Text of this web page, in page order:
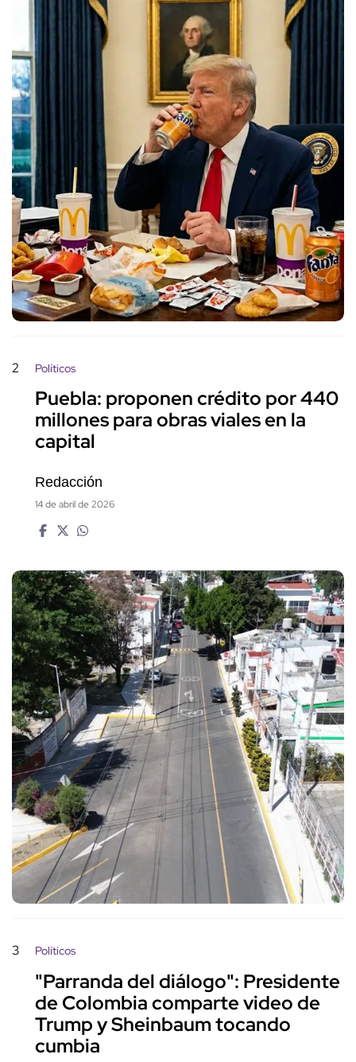
2 Políticos
Puebla: proponen crédito por 440
millones para obras viales en la
capital
Redacción
14 de abril de 2026
3 Políticos
"Parranda del diálogo": Presidente
de Colombia comparte video de
Trump y Sheinbaum tocando
cumbia